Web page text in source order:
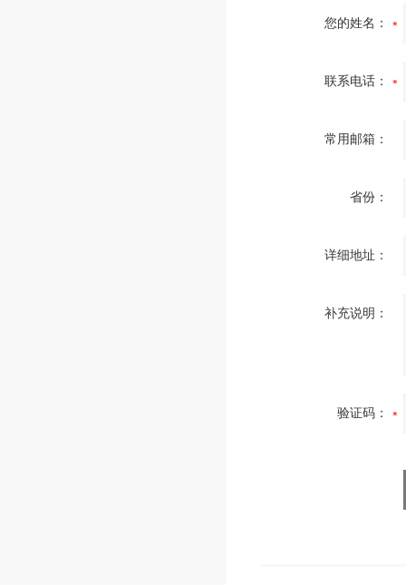
您的姓名：
联系电话：
常用邮箱：
省份：
详细地址：
补充说明：
验证码：